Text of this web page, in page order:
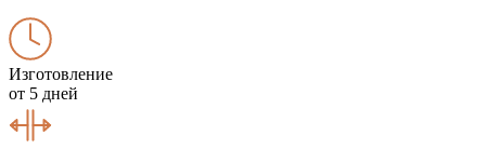
Изготовление
от 5 дней